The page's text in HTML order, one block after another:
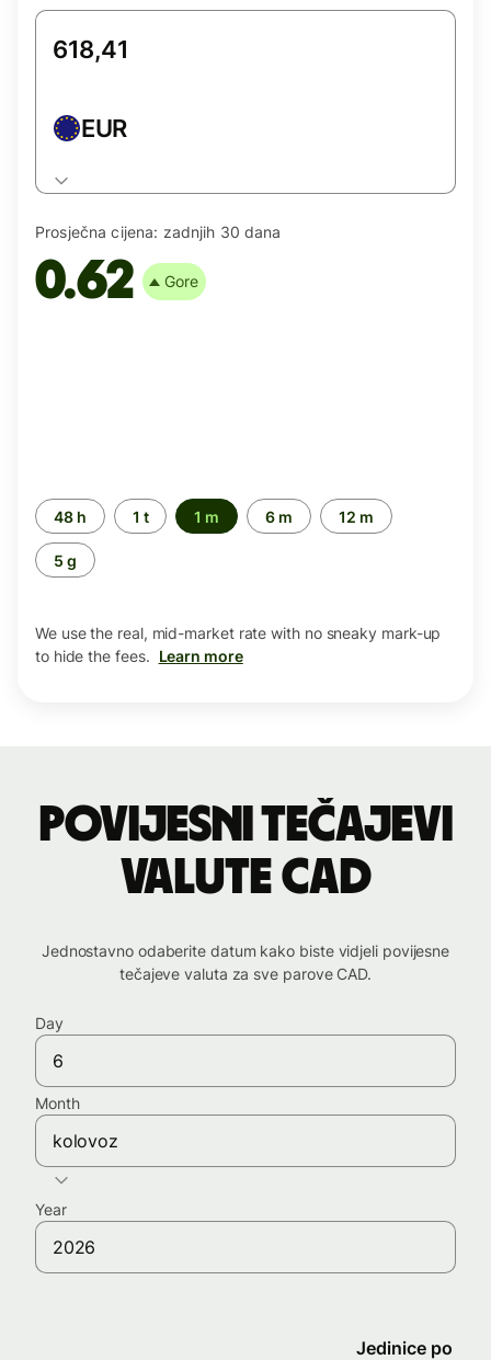
EUR
Prosječna cijena: zadnjih 30 dana
0.62 Gore
Time
period
48 h 1 t 1 m 6 m 12 m
5 g
We use the real, mid-market rate with no sneaky mark-up
to hide the fees. Learn more
povijesni tečajevi
valute CAD
Jednostavno odaberite datum kako biste vidjeli povijesne
tečajeve valuta za sve parove CAD.
Day
Month
kolovoz
Year
Jedinice po